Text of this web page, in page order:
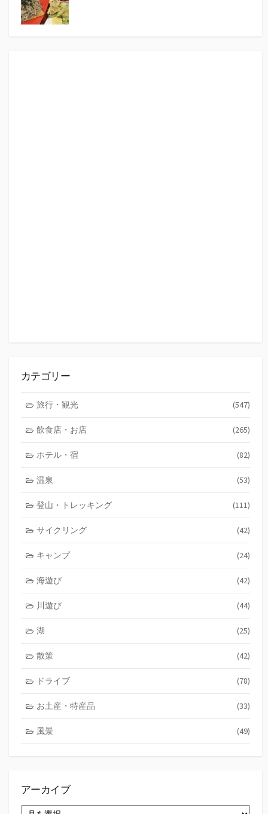
カテゴリー
旅行・観光 (547)
飲食店・お店 (265)
ホテル・宿 (82)
温泉 (53)
登山・トレッキング (111)
サイクリング (42)
キャンプ (24)
海遊び (42)
川遊び (44)
湖 (25)
散策 (42)
ドライブ (78)
お土産・特産品 (33)
風景 (49)
アーカイブ